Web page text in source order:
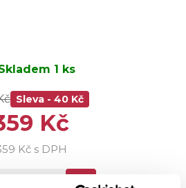
1 ks
Sleva - 40 Kč
Kč
Kč s DPH